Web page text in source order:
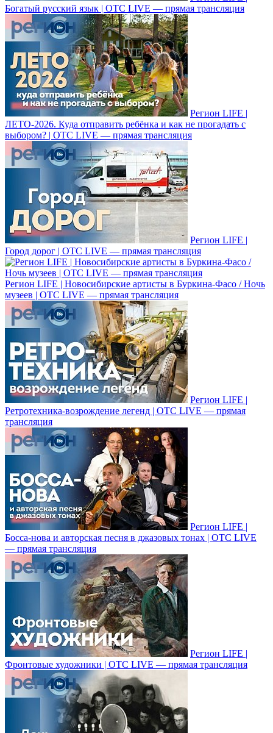
Богатый русский язык | ОТС LIVE — прямая трансляция
Регион LIFE |
ЛЕТО-2026. Куда отправить ребёнка и как не прогадать с
выбором? | ОТС LIVE — прямая трансляция
Регион LIFE |
Город дорог | ОТС LIVE — прямая трансляция
Регион LIFE | Новосибирские артисты в Буркина-Фасо / Ночь
музеев | ОТС LIVE — прямая трансляция
Регион LIFE |
Ретротехника-возрождение легенд | ОТС LIVE — прямая
трансляция
Регион LIFE |
Босса-нова и авторская песня в джазовых тонах | ОТС LIVE
— прямая трансляция
Регион LIFE |
Фронтовые художники | ОТС LIVE — прямая трансляция